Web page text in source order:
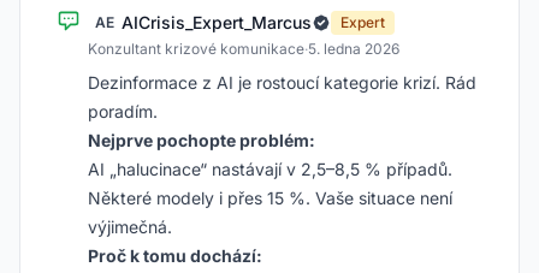
AE AICrisis_Expert_Marcus
Expert
Konzultant krizové komunikace·5. ledna 2026
Dezinformace z AI je rostoucí kategorie krizí. Rád
poradím.
Nejprve pochopte problém:
AI „halucinace“ nastávají v 2,5–8,5 % případů.
Některé modely i přes 15 %. Vaše situace není
výjimečná.
Proč k tomu dochází: